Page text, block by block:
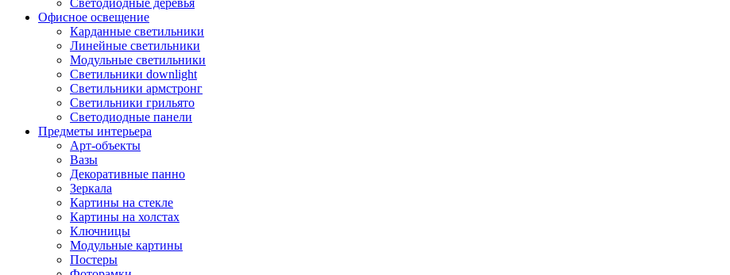
Светодиодные деревья
Офисное освещение
Карданные светильники
Линейные светильники
Модульные светильники
Светильники downlight
Светильники армстронг
Светильники грильято
Светодиодные панели
Предметы интерьера
Арт-объекты
Вазы
Декоративные панно
Зеркала
Картины на стекле
Картины на холстах
Ключницы
Модульные картины
Постеры